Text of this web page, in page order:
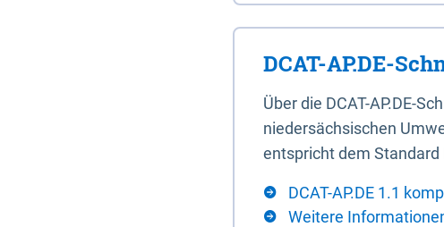
DCAT-AP.DE-
Über die DCAT-AP.DE-
niedersächsischen
entspricht dem Standard
DCAT-AP.DE 1.1
Weitere